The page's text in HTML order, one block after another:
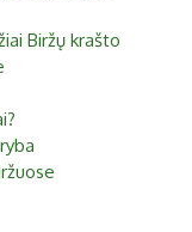
Biržų krašto